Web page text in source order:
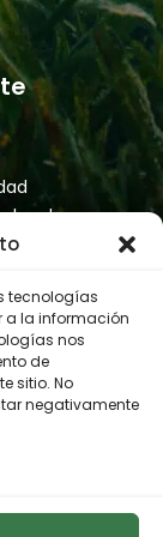
tecnologías
a la información
nos
de
sitio. No
negativamente
legal